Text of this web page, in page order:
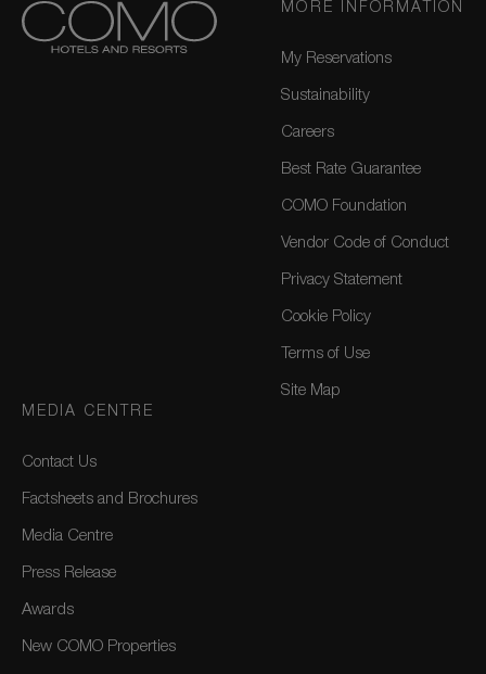
MORE INFORMATION
My Reservations
Sustainability
Careers
Best Rate Guarantee
COMO Foundation
Vendor Code of Conduct
Privacy Statement
Cookie Policy
Terms of Use
Site Map
MEDIA CENTRE
Contact Us
Factsheets and Brochures
Media Centre
Press Release
Awards
New COMO Properties